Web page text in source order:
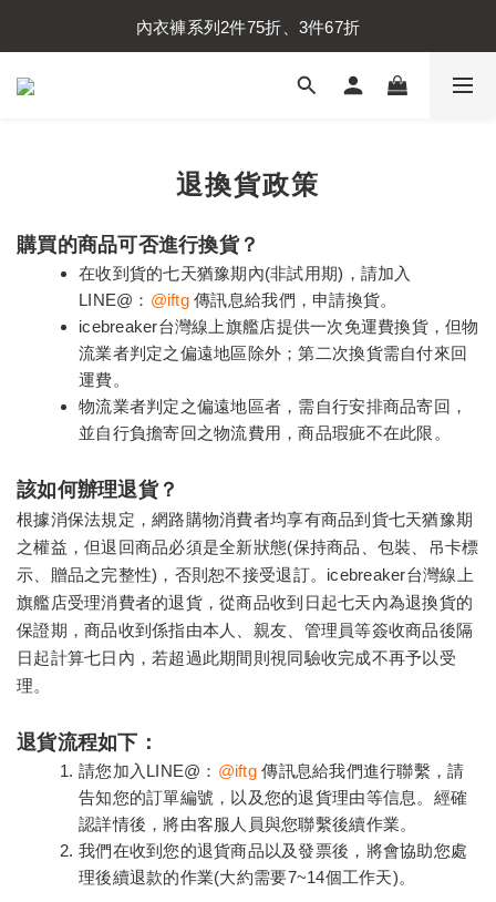
內衣褲系列2件75折、3件67折
內衣褲系列2件75折、3件67折
襪子系列2件75折、3件67折
退換貨政策
購買的商品可否進行換貨？
在收到貨的七天猶豫期內(非試用期) ，請加入
LINE@： @iftg傳訊息給我們，申請換貨。
icebreaker台灣線上旗艦店提供一次免運費換貨，但物
流業者判定之偏遠地區除外；第二次換貨需自付來回
運費。
物流業者判定之偏遠地區者，需自行安排商品寄回，
並自行負擔寄回之物流費用，商品瑕疵不在此限。
該如何辦理退貨？
根據消保法規定，網路購物消費者均享有商品到貨七天猶豫期
之權益，但退回商品必須是全新狀態(保持商品、包裝、吊卡標
示、贈品之完整性) ，否則恕不接受退訂。 icebreaker台灣線上
旗艦店受理消費者的退貨，從商品收到日起七天內為退換貨的
保證期，商品收到係指由本人、親友、管理員等簽收商品後隔
日起計算七日內，若超過此期間則視同驗收完成不再予以受
理。
退貨流程如下：
請您加入LINE@： @iftg 傳訊息給我們進行聯繫，請
告知您的訂單編號，以及您的退貨理由等信息。經確
認詳情後，將由客服人員與您聯繫後續作業。
我們在收到您的退貨商品以及發票後，將會協助您處
理後續退款的作業(大約需要7~14個工作天)。